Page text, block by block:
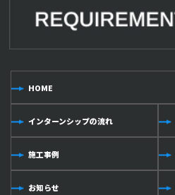
HOME
インターンシップの流れ
施工事例
お知らせ